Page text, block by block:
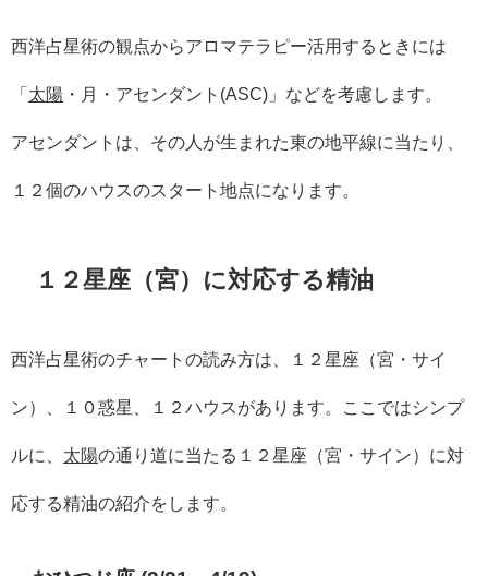
西洋占星術の観点からアロマテラピー活用するときには
「 太陽 ・月・アセンダント(ASC)」などを考慮します。
アセンダントは、その人が生まれた東の地平線に当たり、
１２個のハウスのスタート地点になります。
１２星座（宮）に対応する精油
西洋占星術のチャートの読み方は、１２星座（宮・サイ
ン）、１０惑星、１２ハウスがあります。ここではシンプ
ルに、 太陽の通り道に当たる１２星座（宮・サイン）に対
応する精油の紹介をします。